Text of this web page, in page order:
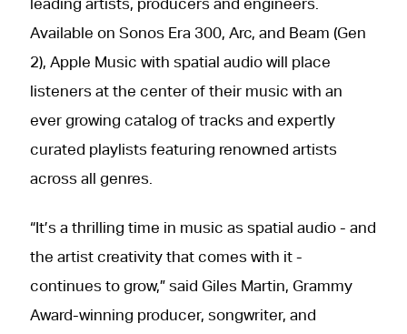
leading artists, producers and engineers.
Available on Sonos Era 300, Arc, and Beam (Gen
2), Apple Music with spatial audio will place
listeners at the center of their music with an
ever growing catalog of tracks and expertly
curated playlists featuring renowned artists
across all genres.
“It’s a thrilling time in music as spatial audio - and
the artist creativity that comes with it -
continues to grow,” said Giles Martin, Grammy
Award-winning producer, songwriter, and